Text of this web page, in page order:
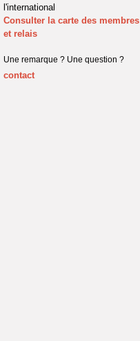
l'international
Consulter la carte des membres
et relais
Une remarque ? Une question ?
contact